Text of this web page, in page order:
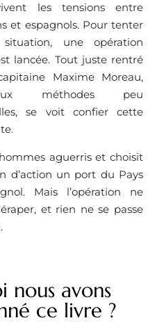
les tensions entre
et espagnols. Pour tenter
situation, une opération
lancée. Tout juste rentré
Maxime Moreau,
méthodes peu
se voit confier cette
aguerris et choisit
d’action un port du Pays
Mais l’opération ne
et rien ne se passe
nous avons
ce livre ?